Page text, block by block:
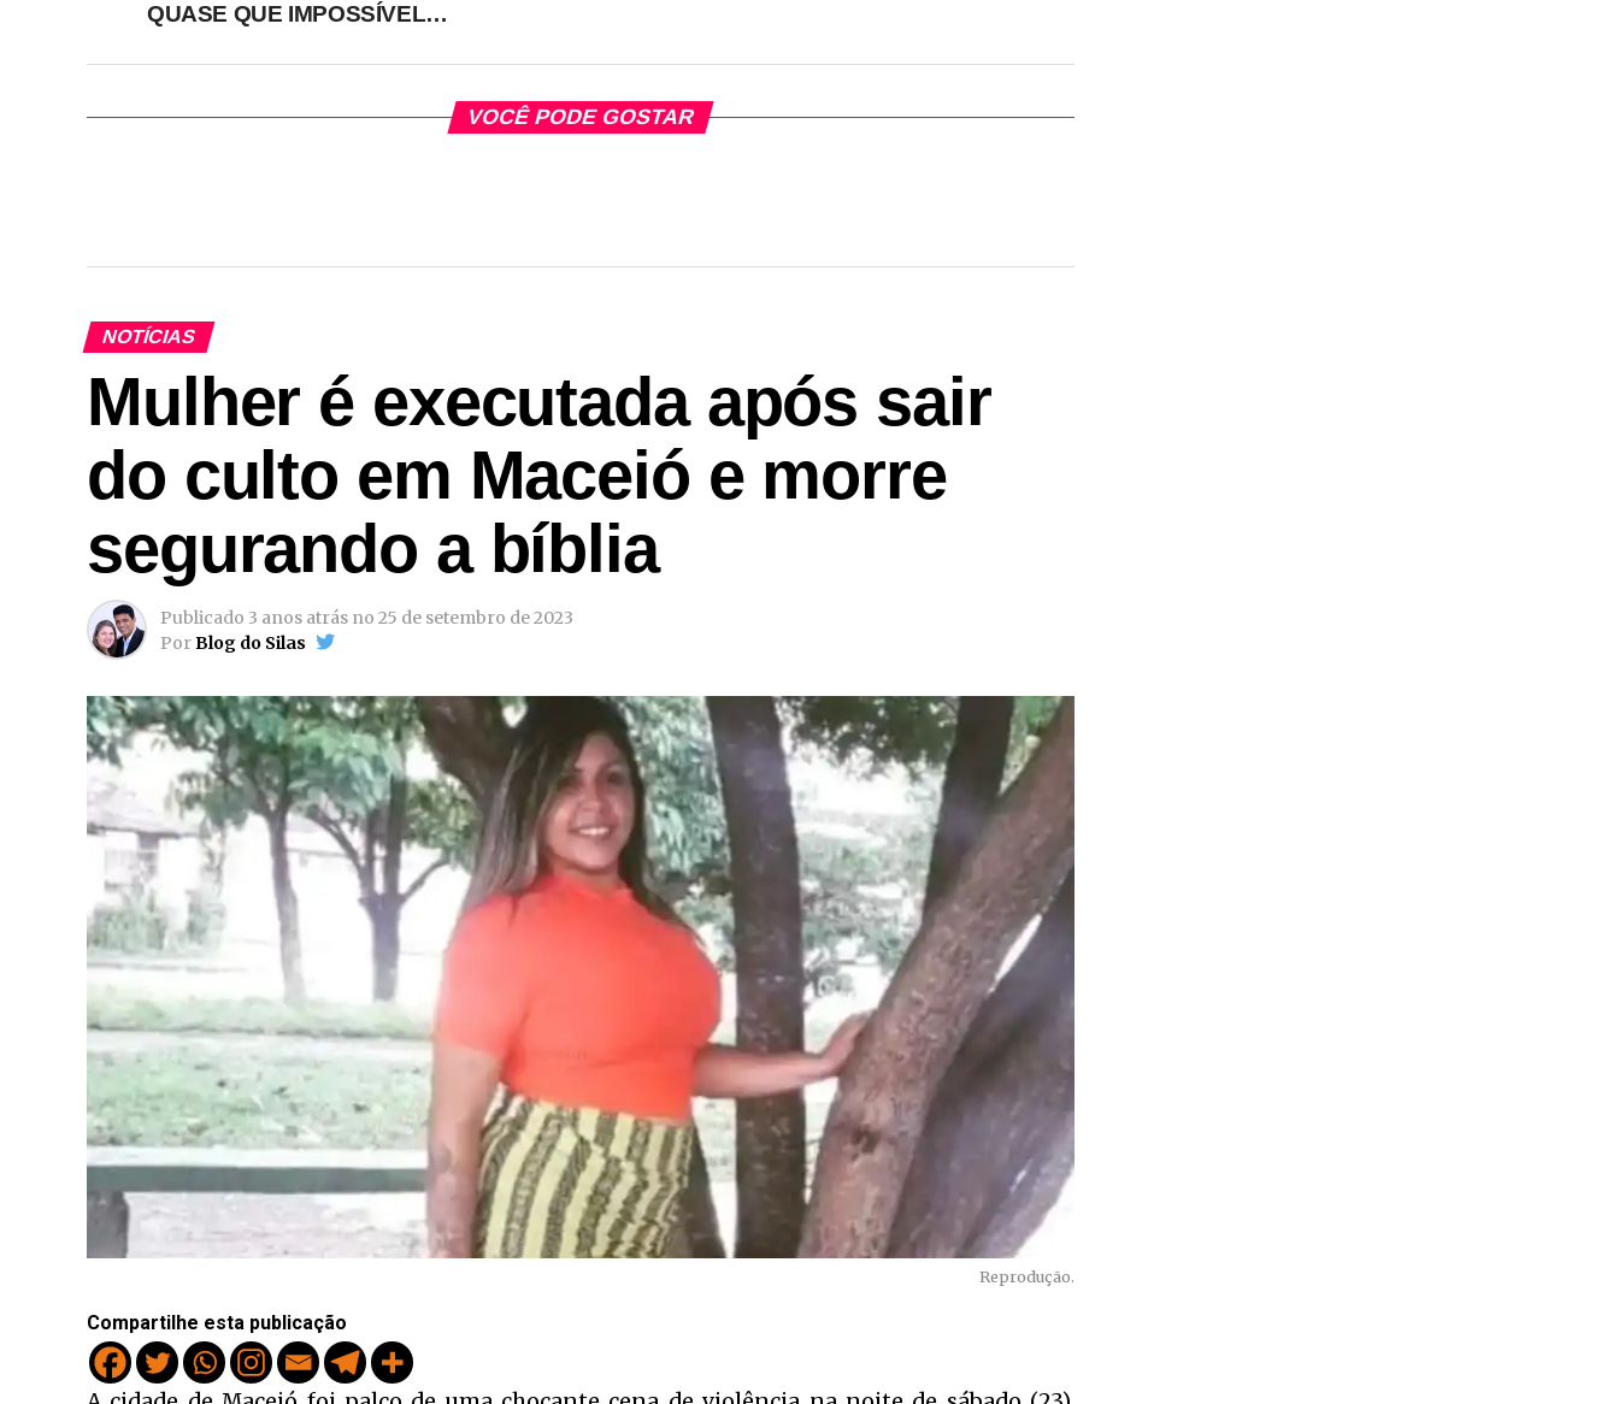
QUASE QUE IMPOSSÍVEL…
VOCÊ PODE GOSTAR
NOTÍCIAS
Mulher é executada após sair
do culto em Maceió e morre
segurando a bíblia
Publicado 3 anos atrás no 25 de setembro de 2023
PorBlog do Silas
Reprodução.
Compartilhe esta publicação